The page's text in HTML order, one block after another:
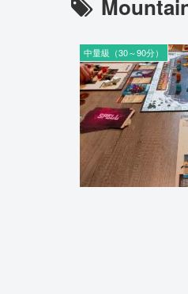
中量級（30～90分）